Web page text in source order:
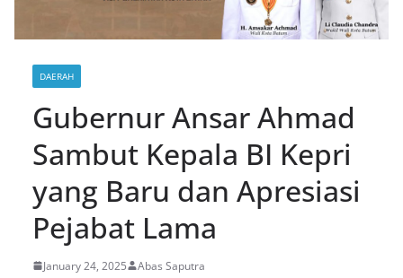
DAERAH
Gubernur Ansar Ahmad
Sambut Kepala BI Kepri
yang Baru dan Apresiasi
Pejabat Lama
January 24, 2025 Abas Saputra